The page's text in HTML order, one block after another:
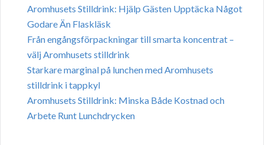
Aromhusets Stilldrink: Hjälp Gästen Upptäcka Något
Godare Än Flaskläsk
Från engångsförpackningar till smarta koncentrat –
välj Aromhusets stilldrink
Starkare marginal på lunchen med Aromhusets
stilldrink i tappkyl
Aromhusets Stilldrink: Minska Både Kostnad och
Arbete Runt Lunchdrycken